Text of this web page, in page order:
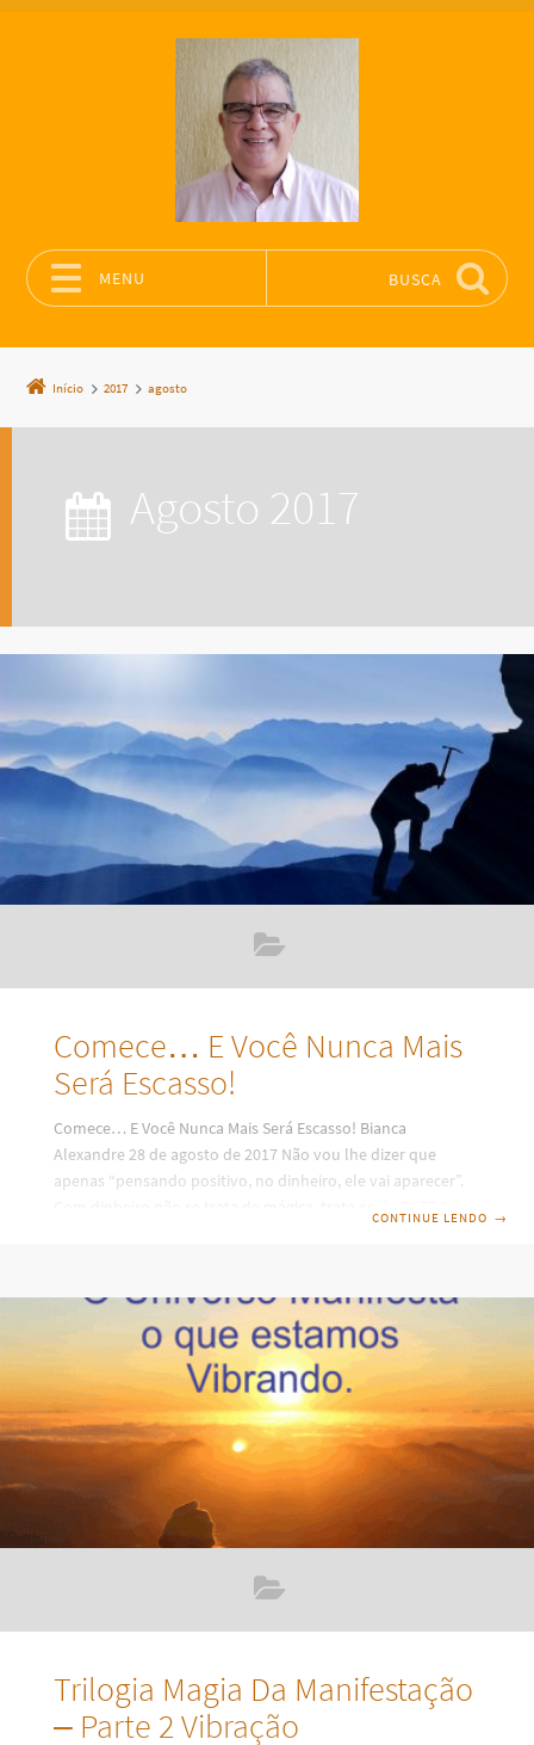
MENU BUSCA
Início 2017 agosto
agosto 2017
Comece… E Você Nunca Mais
Será Escasso!
Comece… E Você Nunca Mais Será Escasso! Bianca
Alexandre 28 de agosto de 2017 Não vou lhe dizer que
apenas “pensando positivo, no dinheiro, ele vai aparecer”.
ser. Quantas vezes – só hoje – você reprimiu a si mesmo em
pensamentos ou ações? Apenas um:
CONTINUE LENDO →
Trilogia Magia Da Manifestação
– Parte 2 Vibração